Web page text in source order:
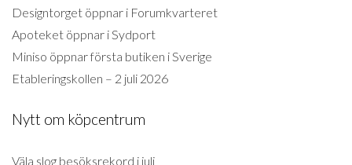
Designtorget öppnar i Forumkvarteret
Apoteket öppnar i Sydport
Miniso öppnar första butiken i Sverige
Etableringskollen – 2 juli 2026
Nytt om köpcentrum
Väla slog besöksrekord i juli